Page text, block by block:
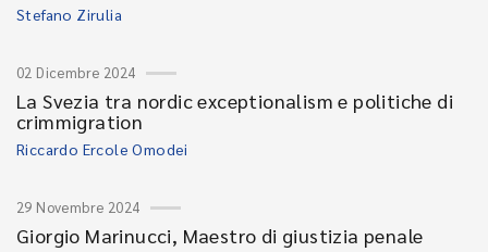
Stefano Zirulia
02 Dicembre 2024
La Svezia tra nordic exceptionalism e politiche di
crimmigration
Riccardo Ercole Omodei
29 Novembre 2024
Giorgio Marinucci, Maestro di giustizia penale